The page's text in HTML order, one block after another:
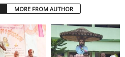
MORE FROM AUTHOR